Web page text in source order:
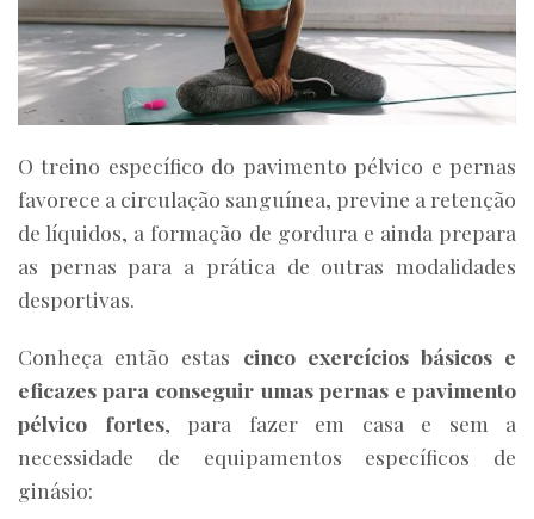
O treino específico do pavimento pélvico e pernas
favorece a circulação sanguínea, previne a retenção
de líquidos, a formação de gordura e ainda prepara
as pernas para a prática de outras modalidades
desportivas.
Conheça então estas cinco exercícios básicos e
eficazes para conseguir umas pernas e pavimento
pélvico fortes, para fazer em casa e sem a
necessidade de equipamentos específicos de
ginásio: